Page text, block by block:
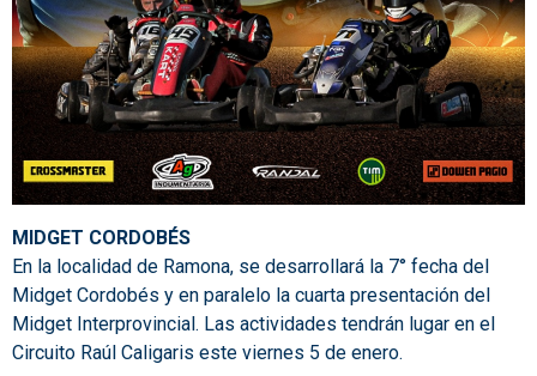
MIDGET CORDOBÉS
En la localidad de Ramona, se desarrollará la 7° fecha del
Midget Cordobés y en paralelo la cuarta presentación del
Midget Interprovincial. Las actividades tendrán lugar en el
Circuito Raúl Caligaris este viernes 5 de enero.